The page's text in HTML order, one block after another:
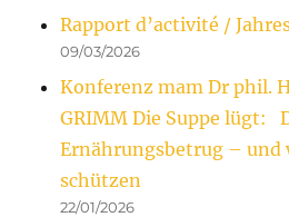
Rapport d’activité /
09/03/2026
Konferenz mam Dr phil.
GRIMM Die Suppe lügt:
Ernährungsbetrug – und
schützen
22/01/2026